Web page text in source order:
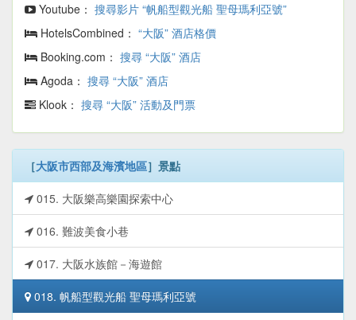
Youtube： 搜尋影片 “帆船型觀光船 聖母瑪利亞號”
HotelsCombined： “大阪” 酒店格價
Booking.com： 搜尋 “大阪” 酒店
Agoda： 搜尋 “大阪” 酒店
Klook： 搜尋 “大阪” 活動及門票
［大阪市西部及海濱地區］景點
015. 大阪樂高樂園探索中心
016. 難波美食小巷
017. 大阪水族館－海遊館
018. 帆船型觀光船 聖母瑪利亞號